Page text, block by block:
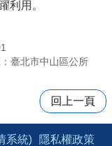
利用。
臺北市中山區公所
回上一頁
系統)
隱私權政策